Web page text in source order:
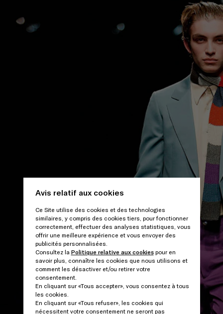
Avis relatif aux cookies
Ce Site utilise des cookies et des technologies
similaires, y compris des cookies tiers, pour fonctionner
correctement, effectuer des analyses statistiques, vous
offrir une meilleure expérience et vous envoyer des
publicités personnalisées.
Consultez la Politique relative aux cookiespour en
savoir plus, connaître les cookies que nous utilisons et
comment les désactiver et/ou retirer votre
consentement.
En cliquant sur «Tous accepter», vous consentez à tous
les cookies.
En cliquant sur «Tous refuser», les cookies qui
nécessitent votre consentement ne seront pas